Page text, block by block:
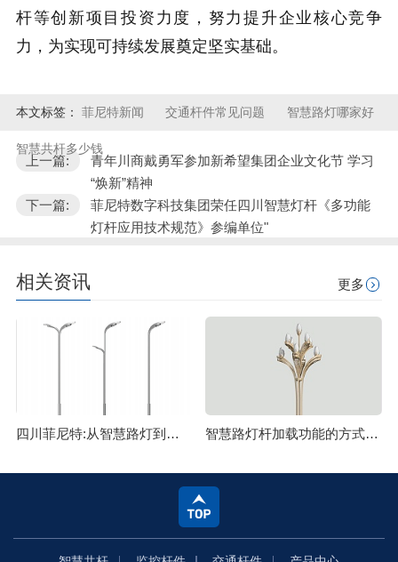
杆等创新项目投资力度，努力提升企业核心竞争
力，为实现可持续发展奠定坚实基础。
本文标签： 菲尼特新闻 交通杆件常见问题 智慧路灯哪家好
智慧共杆多少钱
上一篇:
青年川商戴勇军参加新希望集团企业文化节 学习
“焕新”精神
下一篇:
菲尼特数字科技集团荣任四川智慧灯杆《多功能
灯杆应用技术规范》参编单位"
相关资讯 更多
四川菲尼特:从智慧路灯到数字孪生再到元宇宙 智慧路灯杆加载功能的方式主要有哪些